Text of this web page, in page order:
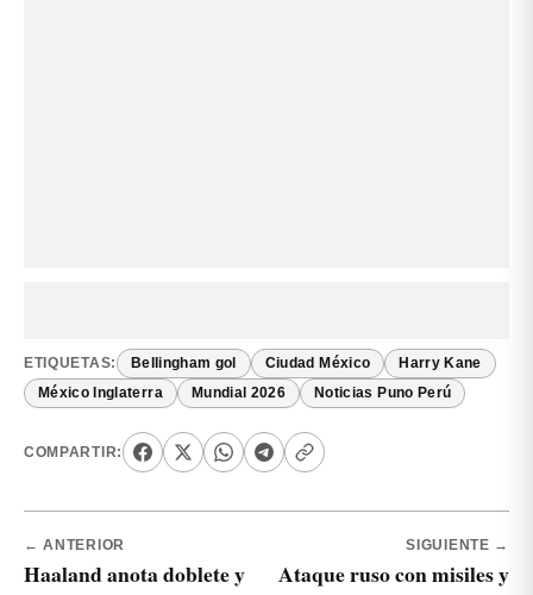
ETIQUETAS: Bellingham gol Ciudad México Harry Kane
México Inglaterra Mundial 2026 Noticias Puno Perú
COMPARTIR:
← ANTERIOR
Haaland anota doblete y
SIGUIENTE →
Ataque ruso con misiles y